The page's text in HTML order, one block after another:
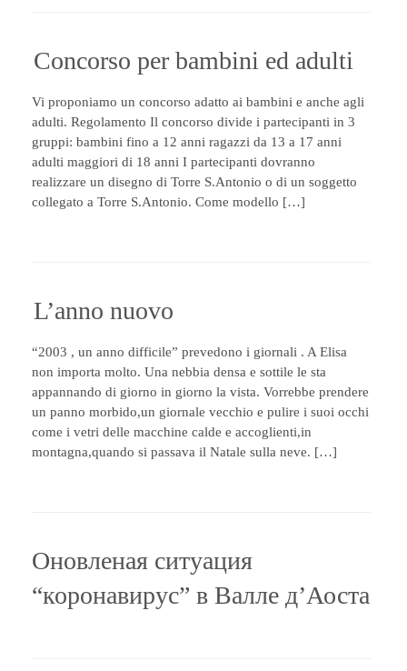
Concorso per bambini ed adulti
Vi proponiamo un concorso adatto ai bambini e anche agli
adulti. Regolamento Il concorso divide i partecipanti in 3
gruppi: bambini fino a 12 anni ragazzi da 13 a 17 anni
adulti maggiori di 18 anni I partecipanti dovranno
realizzare un disegno di Torre S.Antonio o di un soggetto
collegato a Torre S.Antonio. Come modello […]
L’anno nuovo
“2003 , un anno difficile” prevedono i giornali . A Elisa
non importa molto. Una nebbia densa e sottile le sta
appannando di giorno in giorno la vista. Vorrebbe prendere
un panno morbido,un giornale vecchio e pulire i suoi occhi
come i vetri delle macchine calde e accoglienti,in
montagna,quando si passava il Natale sulla neve. […]
Оновленая ситуация
“коронавирус” в Валле д’Аоста